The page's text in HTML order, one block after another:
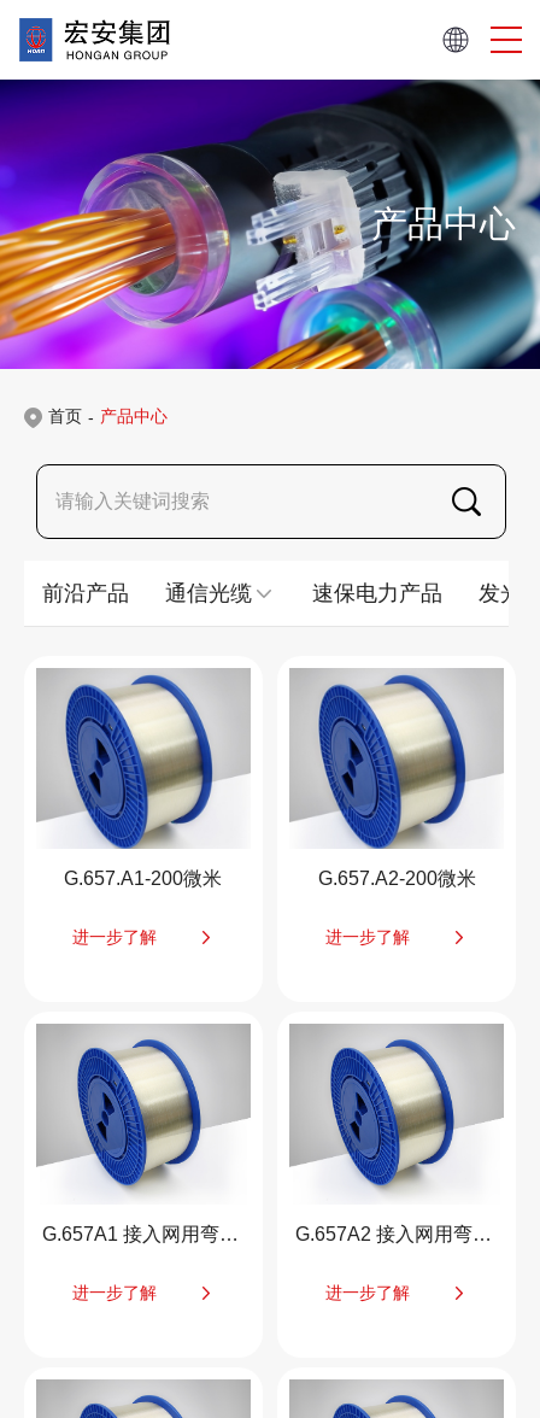
产品中心
首页 - 产品中心
前沿产品 通信光缆 速保电力产品 发光
G.657.A1-200微米
进一步了解
G.657.A2-200微米
进一步了解
G.657A1 接入网用弯曲不敏感单模光纤
进一步了解
G.657A2 接入网用弯曲不敏感单模光纤
进一步了解